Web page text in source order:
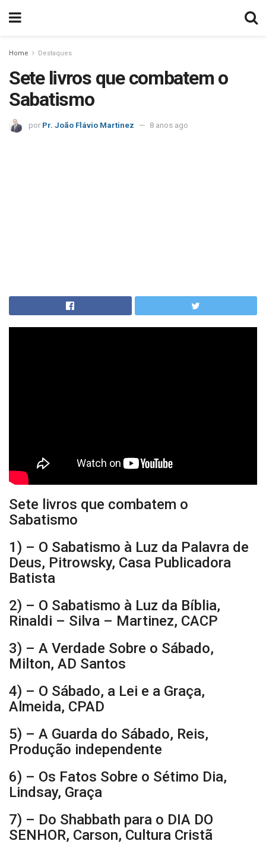
Home Destaques
Sete livros que combatem o
Sabatismo
por Pr. João Flávio Martinez 8 anos ago
Sete livros que combatem o
Sabatismo
1) – O Sabatismo à Luz da Palavra de
Deus, Pitrowsky, Casa Publicadora
Batista
2) – O Sabatismo à Luz da Bíblia,
Rinaldi – Silva – Martinez, CACP
3) – A Verdade Sobre o Sábado,
Milton, AD Santos
4) – O Sábado, a Lei e a Graça,
Almeida, CPAD
5) – A Guarda do Sábado, Reis,
Produção independente
6) – Os Fatos Sobre o Sétimo Dia,
Lindsay, Graça
7) – Do Shabbath para o DIA DO
SENHOR, Carson, Cultura Cristã